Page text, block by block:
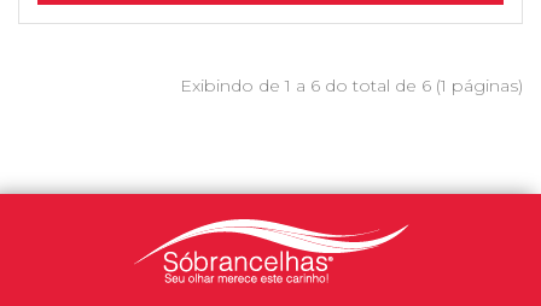
Exibindo de 1 a 6 do total de 6 (1 páginas)